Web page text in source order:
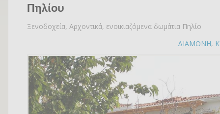
Πηλίου
Ξενοδοχεία, Αρχοντικά, ενοικιαζόμενα δωμάτια Πηλίο
ΔΙΑΜΟΝΗ,